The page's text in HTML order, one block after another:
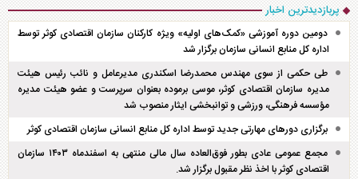
پربازدیدترین اخبار
دومین دوره آموزشی «کمک‌های اولیه» ویژه کارکنان سازمان اقتصادی کوثر توسط
اداره کل منابع انسانی سازمان برگزار شد
طی حکمی از سوی مهندس محمدرضا اسکندری مدیرعامل و نائب رئیس هیئت
مدیره سازمان اقتصادی کوثر، موسی برموده بعنوان سرپرست و عضو هیئت مدیره
مؤسسه فرهنگی، ورزشی و توانبخشی ایثار منصوب شد
برگزاری دور‌های مهارتی جدید توسط اداره کل منابع انسانی سازمان اقتصادی کوثر
مجمع عمومی عادی بطور فوق‌العاده سال مالی منتهی به اسفند‌ماه ۱۴۰۳ سازمان
اقتصادی کوثر با اخذ نظر مقبول برگزار شد.